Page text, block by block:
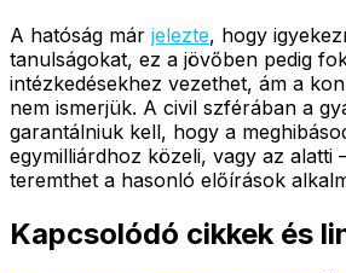
A hatóság már jelezte, hogy
tanulságokat, ez a jövőben pedig
intézkedésekhez vezethet, ám a
nem ismerjük. A civil szférában a
garantálniuk kell, hogy a
egymilliárdhoz közeli, vagy az alatti
teremthet a hasonló előírások
Kapcsolódó cikkek és